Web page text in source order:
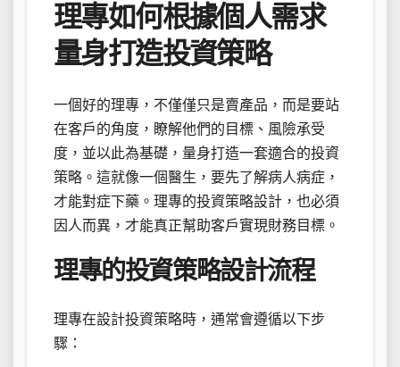
理專如何根據個人需求
量身打造投資策略
一個好的理專，不僅僅只是賣產品，而是要站
在客戶的角度，瞭解他們的目標、風險承受
度，並以此為基礎，量身打造一套適合的投資
策略。這就像一個醫生，要先了解病人病症，
才能對症下藥。理專的投資策略設計，也必須
因人而異，才能真正幫助客戶實現財務目標。
理專的投資策略設計流程
理專在設計投資策略時，通常會遵循以下步
驟：